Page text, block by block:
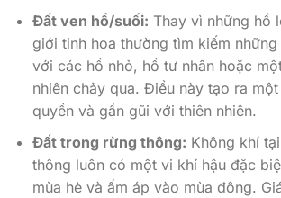
Đất ven hồ/suối: Thay vì những hồ
giới tinh hoa thường tìm kiếm
với các hồ nhỏ, hồ tư nhân hoặc
nhiên chảy qua. Điều này tạo ra
quyền và gần gũi với thiên nhiên.
Đất trong rừng thông: Không khí
thông luôn có một vi khí hậu đặc
mùa hè và ấm áp vào mùa đông.